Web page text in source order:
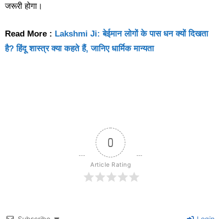
जरूरी होगा।
Read More : Lakshmi Ji: बेईमान लोगों के पास धन क्यों दिखता
है? हिंदू शास्त्र क्या कहते हैं, जानिए धार्मिक मान्यता
0
Article Rating